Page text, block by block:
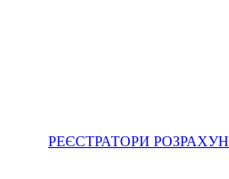
РЕЄСТРАТОРИ